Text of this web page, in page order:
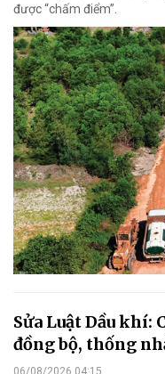
được “chấm điểm”.
Sửa Luật Dầu khí:
đồng bộ, thống
06/08/2026 04:15